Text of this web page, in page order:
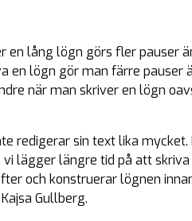
en lång lögn görs fler pauser
en lögn gör man färre pauser
när man skriver en lögn
redigerar sin text lika
lägger längre tid på att
och konstruerar lögnen
Gullberg.